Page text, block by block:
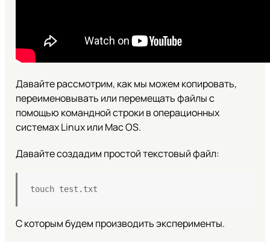
Давайте рассмотрим, как мы можем копировать,
переименовывать или перемещать файлы с
помощью командной строки в операционных
системах Linux или Mac OS.
Давайте создадим простой текстовый файл:
touch test.txt
С которым будем производить эксперименты.